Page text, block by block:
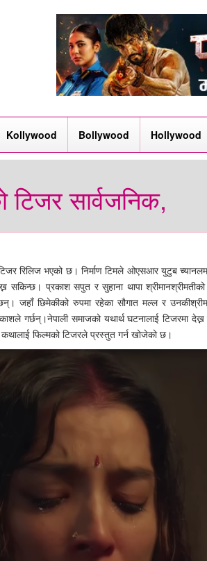
Kollywood Bollywood Hollywood
टिजर सार्वजनिक,
रिलिज भएको छ। निर्माण टिमले ओएसआर युटुब
सकिन्छ। प्रकाश सपुत र सुहाना थापा
जहाँ छिमेकीको रुपमा रहेका सौगात मल्ल र
गर्छन्।नेपाली समाजको यथार्थ घटनालाई टिजरमा
कथालाई फिल्मको टिजरले प्रस्तुत गर्न खोजेको छ।